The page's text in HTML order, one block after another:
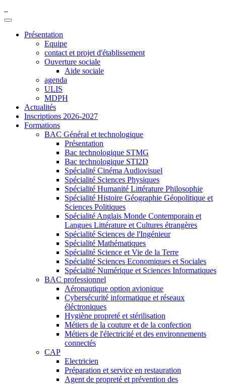
Présentation
Equipe
contact et projet d'établissement
Ouverture sociale
Aide sociale
agenda
ULIS
MDPH
Actualités
Inscriptions 2026-2027
Formations
BAC Général et technologique
Présentation
Bac technologique STMG
Bac technologique STI2D
Spécialité Cinéma Audiovisuel
Spécialité Sciences Physiques
Spécialité Humanité Littérature Philosophie
Spécialité Histoire Géographie Géopolitique et
Sciences Politiques
Spécialité Anglais Monde Contemporain et
Langues Littérature et Cultures étrangères
Spécialité Sciences de l'Ingénieur
Spécialité Mathématiques
Spécialité Science et Vie de la Terre
Spécialité Sciences Economiques et Sociales
Spécialité Numérique et Sciences Informatiques
BAC professionnel
Aéronautique option avionique
Cybersécurité informatique et réseaux
éléctroniques
Hygiène propreté et stérilisation
Métiers de la couture et de la confection
Métiers de l'électricité et des environnements
connectés
CAP
Electricien
Préparation et service en restauration
Agent de propreté et prévention des